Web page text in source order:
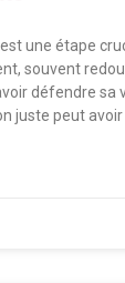
une étape
souvent
défendre sa
juste peut avoir